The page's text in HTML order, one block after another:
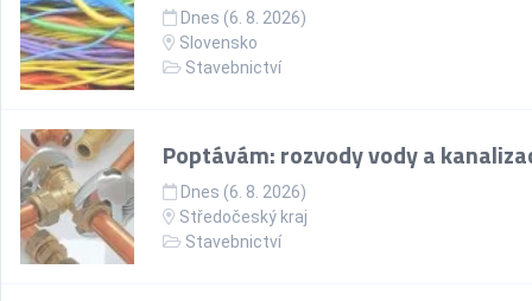
Dnes (6. 8. 2026)
Slovensko
Stavebnictví
Poptávám: rozvody vody a
Dnes (6. 8. 2026)
Středočeský kraj
Stavebnictví